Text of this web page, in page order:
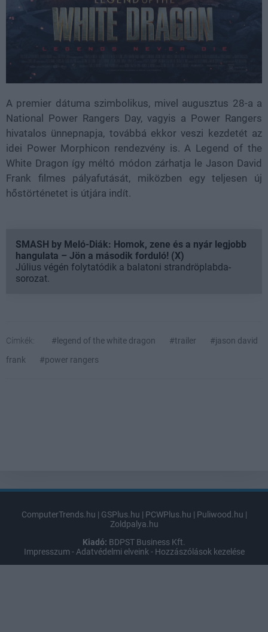
A premier dátuma szimbolikus, mivel augusztus 28-a a
National Power Rangers Day, vagyis a Power Rangers
hivatalos ünnepnapja, továbbá ekkor veszi kezdetét az
idei Power Morphicon rendezvény is. A Legend of the
White Dragon így méltó módon zárhatja le Jason David
Frank filmes pályafutását, miközben egy teljesen új
hőstörténetet is útjára indít.
SMASH by Meló-Diák: Homok, zene és a nyár legjobb
hangulata – Jön a második forduló! (X)
Július végén folytatódik a balatoni strandröplabda-
sorozat.
Címkék: #legend of the white dragon #trailer
#jason david
frank
#power rangers
ComputerTrends.hu | GSPlus.hu | PCWPlus.hu | Puliwood.hu |
Zoldpalya.hu
Kiadó: BDPST Business Kft.
Impresszum - Adatvédelmi elveink - Hozzászólások kezelése